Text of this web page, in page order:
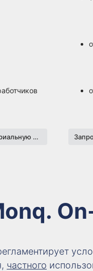
Запросить триальную версию
частного